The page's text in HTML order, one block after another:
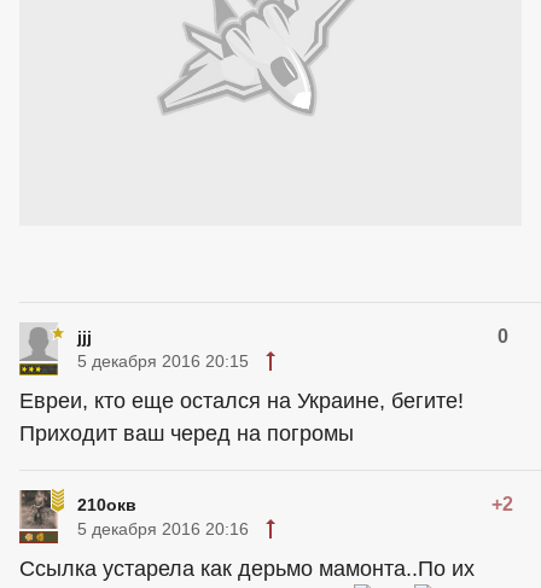
jjj 0
5 декабря 2016 20:15
Евреи, кто еще остался на Украине, бегите!
Приходит ваш черед на погромы
210окв +2
5 декабря 2016 20:16
Ссылка устарела как дерьмо мамонта..По их